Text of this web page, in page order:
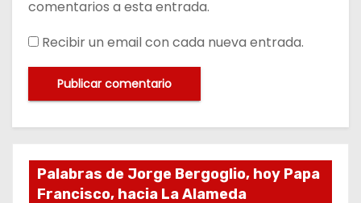
comentarios a esta entrada.
Recibir un email con cada nueva entrada.
Palabras de Jorge Bergoglio, hoy Papa
Francisco, hacia La Alameda